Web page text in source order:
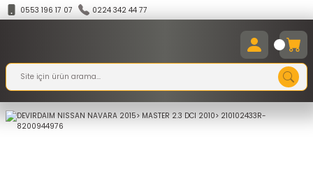
0553 196 17 07 0224 342 44 77